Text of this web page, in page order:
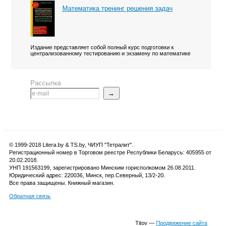
Математика тренинг решения задач
Издание представляет собой полный курс подготовки к
централизованному тестированию и экзамену по математике
Рассылка
→
© 1999-2018 Litera.by & TS.by, ЧИУП "Тетралит".
Регистрационный номер в Торговом реестре Республики Беларусь: 405955 от
20.02.2018.
УНП 191563199, зарегистрировано Минским горисполкомом 26.08.2011.
Юридический адрес: 220036, Минск, пер.Северный, 13/2-20.
Все права защищены. Книжный магазин.
Обратная связь
Titov —Продвижение сайта